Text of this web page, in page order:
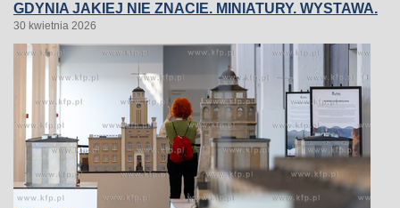
GDYNIA JAKIEJ NIE ZNACIE. MINIATURY. WYSTAWA.
30 kwietnia 2026